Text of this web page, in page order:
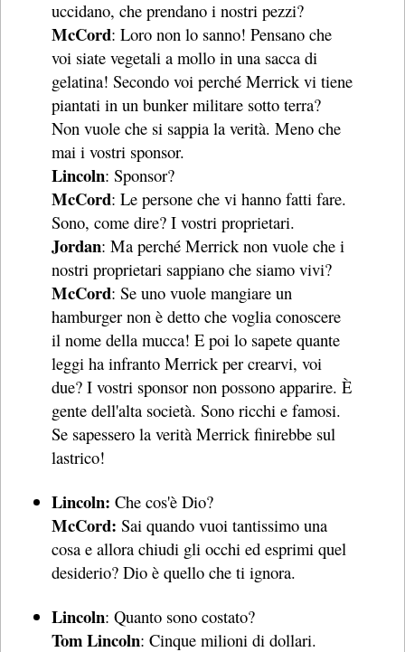
uccidano, che prendano i nostri pezzi?
McCord: Loro non lo sanno! Pensano che
voi siate vegetali a mollo in una sacca di
gelatina! Secondo voi perché Merrick vi tiene
piantati in un bunker militare sotto terra?
Non vuole che si sappia la verità. Meno che
mai i vostri sponsor.
Lincoln: Sponsor?
McCord: Le persone che vi hanno fatti fare.
Sono, come dire? I vostri proprietari.
Jordan: Ma perché Merrick non vuole che i
nostri proprietari sappiano che siamo vivi?
McCord: Se uno vuole mangiare un
hamburger non è detto che voglia conoscere
il nome della mucca! E poi lo sapete quante
leggi ha infranto Merrick per crearvi, voi
due? I vostri sponsor non possono apparire. È
gente dell'alta società. Sono ricchi e famosi.
Se sapessero la verità Merrick finirebbe sul
lastrico!
Lincoln: Che cos'è Dio?
McCord: Sai quando vuoi tantissimo una
cosa e allora chiudi gli occhi ed esprimi quel
desiderio? Dio è quello che ti ignora.
Lincoln: Quanto sono costato?
Tom Lincoln: Cinque milioni di dollari.